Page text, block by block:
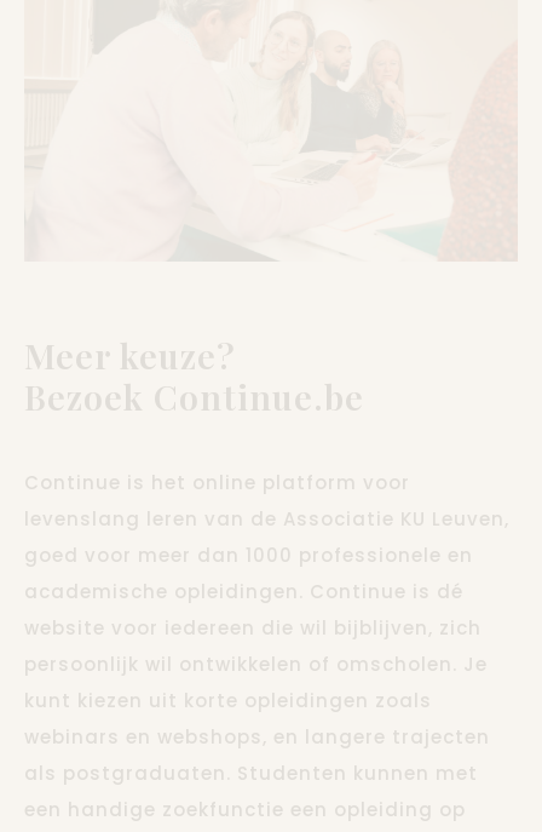
Meer keuze?
Bezoek Continue.be
Continue is het online platform voor
levenslang leren van de Associatie KU Leuven,
goed voor meer dan 1000 professionele en
academische opleidingen. Continue is dé
website voor iedereen die wil bijblijven, zich
persoonlijk wil ontwikkelen of omscholen. Je
kunt kiezen uit korte opleidingen zoals
webinars en webshops, en langere trajecten
als postgraduaten. Studenten kunnen met
een handige zoekfunctie een opleiding op